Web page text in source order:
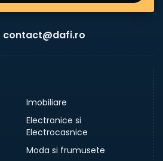
contact@dafi.ro
Imobiliare
Electronice si
Electrocasnice
Moda si frumusete